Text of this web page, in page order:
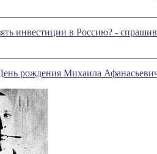
инвестиции в Россию? -
рождения Михаила